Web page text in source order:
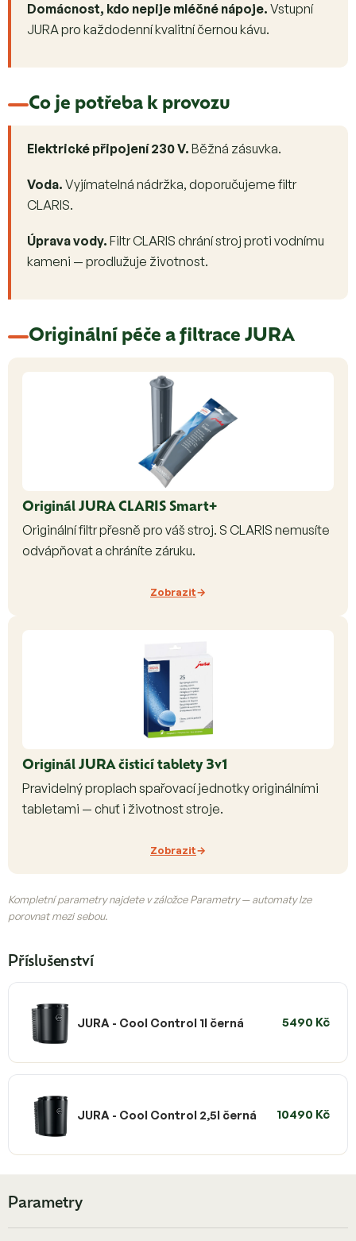
Domácnost, kdo nepije mléčné nápoje. Vstupní
JURA pro každodenní kvalitní černou kávu.
Co je potřeba k provozu
Elektrické připojení 230 V. Běžná zásuvka.
Voda. Vyjímatelná nádržka, doporučujeme filtr
CLARIS.
Úprava vody. Filtr CLARIS chrání stroj proti vodnímu
kameni — prodlužuje životnost.
Originální péče a filtrace JURA
Originál JURA CLARIS Smart+
Originální filtr přesně pro váš stroj. S CLARIS nemusíte
odvápňovat a chráníte záruku.
Zobrazit
Originál JURA čisticí tablety 3v1
Pravidelný proplach spařovací jednotky originálními
tabletami — chuť i životnost stroje.
Zobrazit
Kompletní parametry najdete v záložce Parametry — automaty lze
porovnat mezi sebou.
Příslušenství
JURA - Cool Control 1l černá 5490 Kč
JURA - Cool Control 2,5l černá 10490 Kč
Parametry